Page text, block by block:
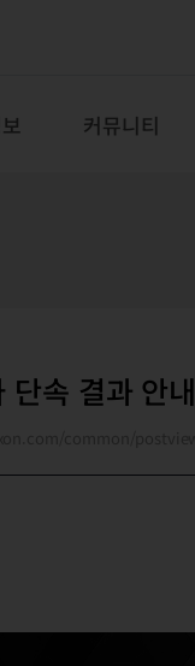
커뮤니티
속 결과 안내